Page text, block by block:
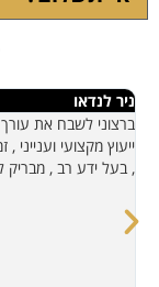
ניר לנדאו
ברצוני לשבח את עורך
ייעוץ מקצועי
, בעל ידע רב , מבריק